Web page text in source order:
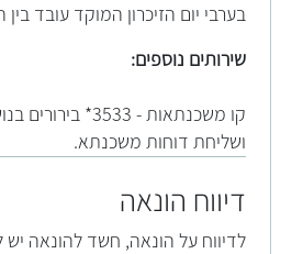
בערבי יום הזיכרון המוקד עובד בין השעות
שירותים נוספים:
קו משכנתאות -
ושליחת דוחות משכנתא.
דיווח הונאה
לדיווח על הונאה, חשד להונאה יש